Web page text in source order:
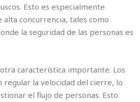
Esto es especialmente
concurrencia, tales como
la seguridad de las personas es
característica importante. Los
la velocidad del cierre, lo
el flujo de personas. Esto